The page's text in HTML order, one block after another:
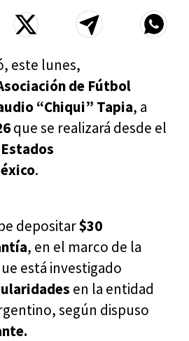
este lunes,
de Fútbol
“Chiqui” Tapia, a
que se realizará desde el
Estados
.
depositar$30
, en el marco de la
está investigado
en la entidad
según dispuso